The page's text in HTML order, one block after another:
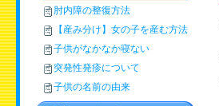
肘内障の整復方法
【産み分け】女の子を産む方法
子供がなかなか寝ない
突発性発疹について
子供の名前の由来